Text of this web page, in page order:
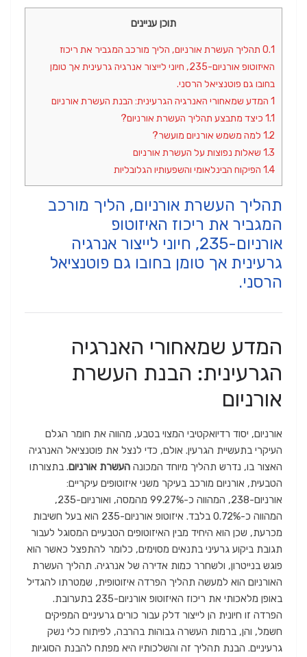
תוכן עניינים
0.1 תהליך העשרת אורניום, הליך מורכב המגביר את ריכוז
האיזוטופ אורניום-235, חיוני לייצור אנרגיה גרעינית אך טומן
בחובו גם פוטנציאל הרסני.
1 המדע שמאחורי האנרגיה הגרעינית: הבנת העשרת אורניום
1.1 כיצד מתבצע תהליך העשרת אורניום?
1.2 למה משמש אורניום מועשר?
1.3 שאלות נפוצות על העשרת אורניום
1.4 הפיקוח הבינלאומי והשפעותיו הגלובליות
תהליך העשרת אורניום, הליך מורכב
המגביר את ריכוז האיזוטופ
אורניום-235, חיוני לייצור אנרגיה
גרעינית אך טומן בחובו גם פוטנציאל
הרסני.
המדע שמאחורי האנרגיה
הגרעינית: הבנת העשרת
אורניום
אורניום, יסוד רדיואקטיבי המצוי בטבע, מהווה את חומר הגלם
העיקרי בתעשיית הגרעין. אולם, כדי לנצל את פוטנציאל האנרגיה
האצור בו, נדרש תהליך מיוחד המכונה העשרת אורניום. בתצורתו
הטבעית, אורניום מורכב בעיקר משני איזוטופים עיקריים:
אורניום-238, המהווה כ-99.27% מהמסה, ואורניום-235,
המהווה כ-0.72% בלבד. איזוטופ אורניום-235 הוא בעל חשיבות
מכרעת, שכן הוא היחיד מבין האיזוטופים הטבעיים המסוגל לעבור
תגובת ביקוע גרעיני בתנאים מסוימים, כלומר להתפצל כאשר הוא
פוגש בנייטרון, ולשחרר כמות אדירה של אנרגיה. תהליך העשרת
האורניום הוא למעשה תהליך הפרדה איזוטופית, שמטרתו להגדיל
באופן מלאכותי את ריכוז האיזוטופ אורניום-235 בתערובת.
הפרדה זו חיונית הן לייצור דלק עבור כורים גרעיניים המפיקים
חשמל, והן, ברמות העשרה גבוהות בהרבה, לפיתוח כלי נשק
גרעיניים. הבנת תהליך זה והשלכותיו היא מפתח להבנת הסוגיות